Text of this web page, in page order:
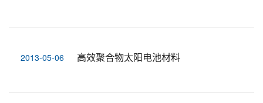
2013-05-06 高效聚合物太阳电池材料